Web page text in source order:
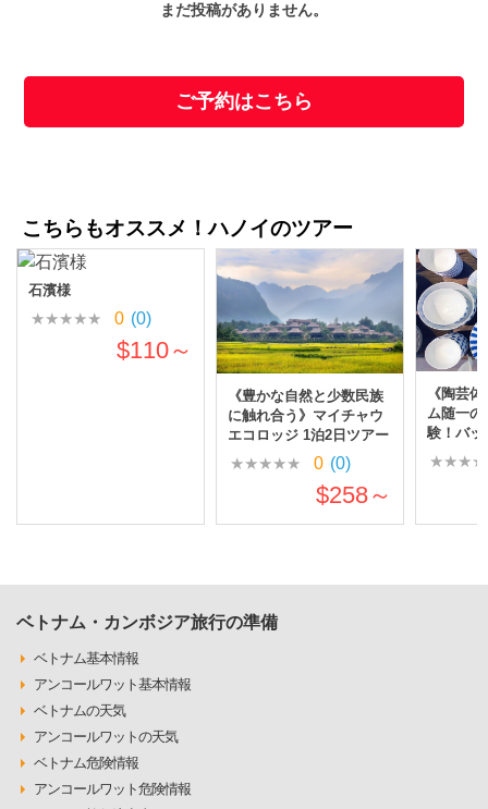
まだ投稿がありません。
ご予約はこちら
こちらもオススメ！ハノイのツアー
石濱様
0 (0)
$110～
《豊かな自然と少数民族
に触れ合う》マイチャウ
エコロッジ 1泊2日ツアー
0 (0)
$258～
《陶芸
ム随一
験！バッ
ベトナム・カンボジア旅行の準備
ベトナム基本情報
アンコールワット基本情報
ベトナムの天気
アンコールワットの天気
ベトナム危険情報
アンコールワット危険情報